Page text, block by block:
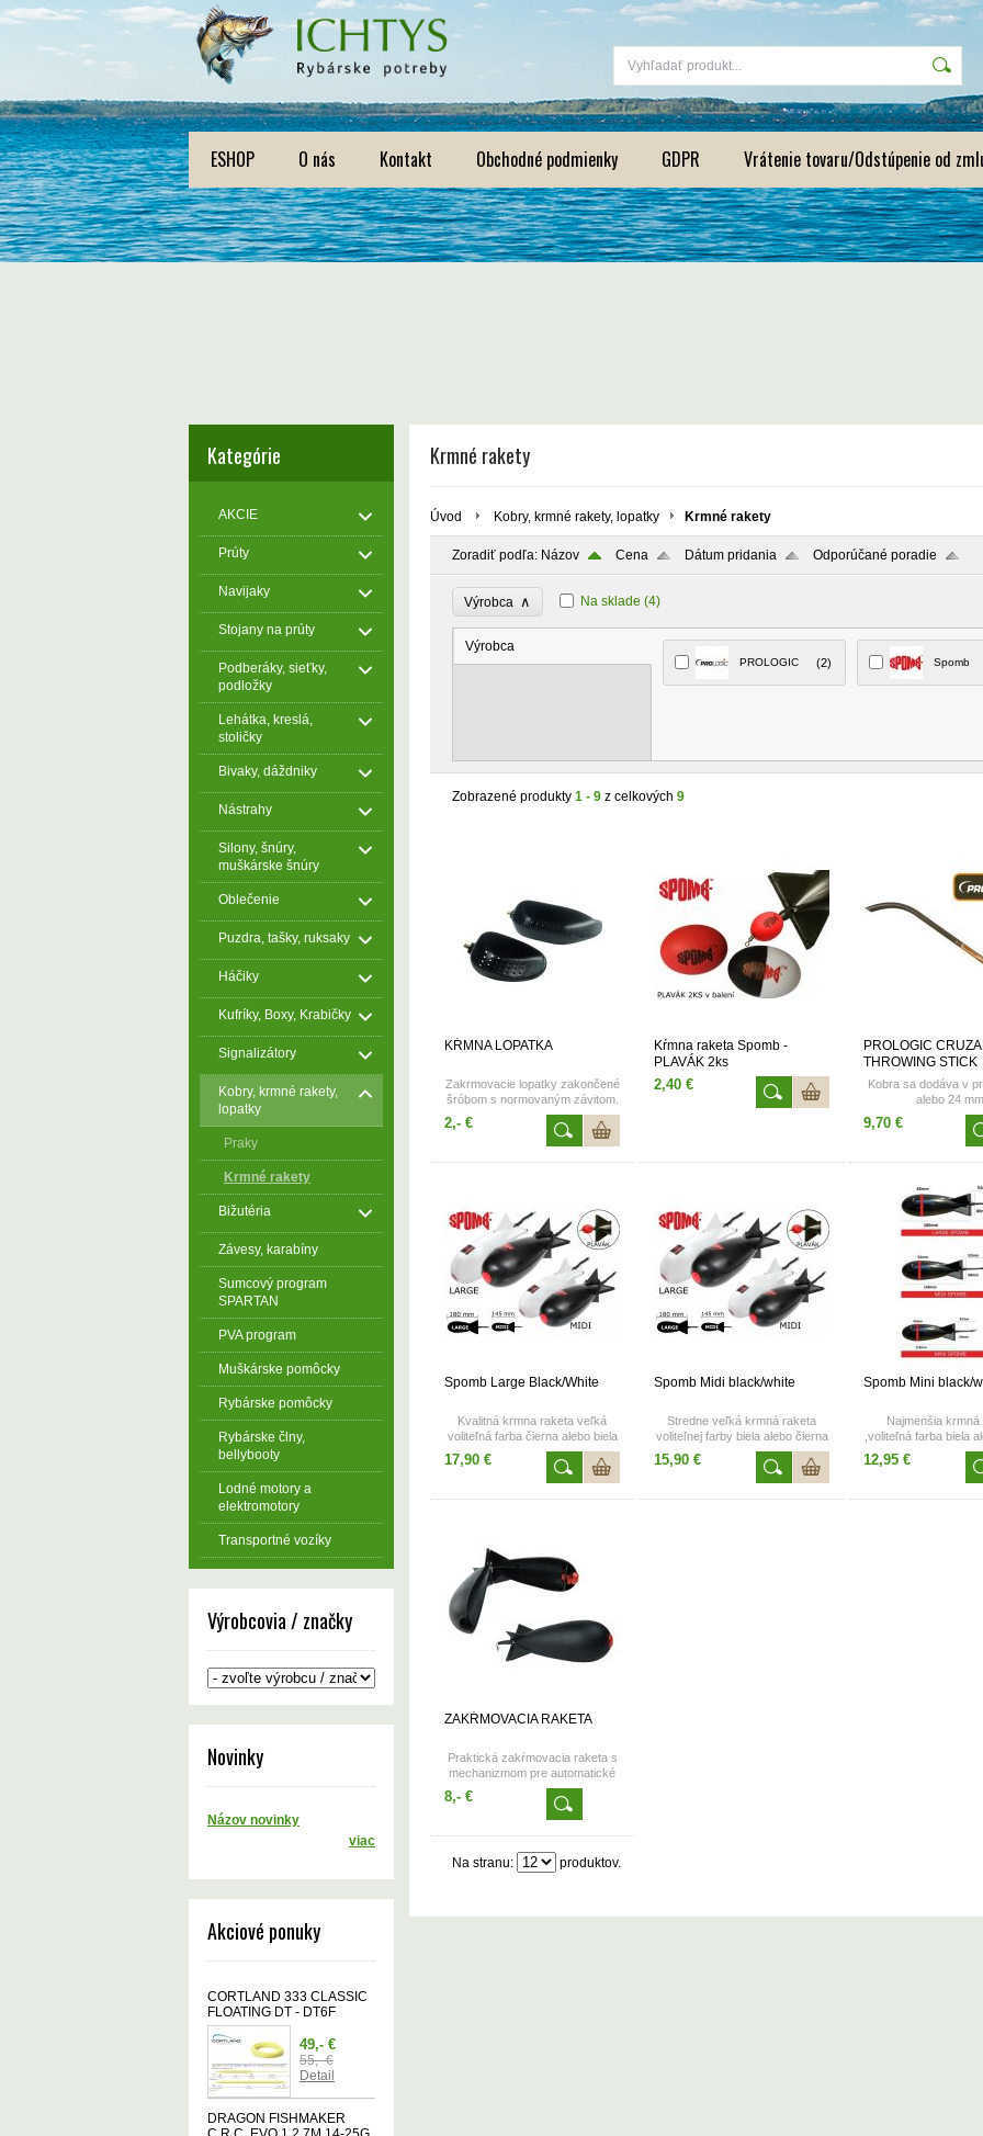
ESHOP O nás Kontakt Obchodné podmienky GDPR Vrátenie tovaru/Odstúpenie od
Kategórie
AKCIE
Prúty
Navijaky
Stojany na prúty
Podberáky, sieťky,
podložky
Lehátka, kreslá,
stoličky
Bivaky, dáždniky
Nástrahy
Silony, šnúry,
muškárske šnúry
Oblečenie
Puzdra, tašky, ruksaky
Háčiky
Kufríky, Boxy, Krabičky
Signalizátory
Kobry, krmné rakety,
lopatky
Praky
Krmné rakety
Bižutéria
Závesy, karabíny
Sumcový program
SPARTAN
PVA program
Muškárske pomôcky
Rybárske pomôcky
Rybárske člny,
bellybooty
Lodné motory a
elektromotory
Transportné vozíky
Výrobcovia / značky
Novinky
Názov novinky
viac
Akciové ponuky
CORTLAND 333 CLASSIC
FLOATING DT - DT6F
49,- €
55,- €
Detail
DRAGON FISHMAKER
Krmné rakety
Úvod Kobry, krmné rakety, lopatky Krmné rakety
Zoradiť podľa: Názov Cena Dátum pridania Odporúčané poradie
Výrobca ∧ Na sklade (4)
Výrobca
PROLOGIC (2) Spomb
Zobrazené produkty 1 - 9 z celkových 9
KŔMNA LOPATKA
Zakrmovacie lopatky zakončené
šróbom s normovaným závitom.
Vyrobené z pevného plastu.
2,- €
Kŕmna raketa Spomb -
PLAVÁK 2ks
2,40 €
PROLOGIC
THROWING STICK
Kobra sa dodáva v
alebo 24 mm.
9,70 €
Spomb Large Black/White
Kvalitná krmna raketa veľká
voliteľná farba čierna alebo biela
17,90 €
Spomb Midi black/white
Stredne veľká krmná raketa
voliteľnej farby biela alebo čierna
Aerodynamicky tvarovaná
kŕmna raketa Spomb patrí ku
svetovej špičke. Vďaka svojmu
tvaru sa dá s raketou dohodiť na
15,90 €
Spomb Mini black/
Najmenšia krmná
,voliteľná farba biela
Aerodynamicky
kŕmna raketa
svetovej špičke.
tvaru sa dá s raketou
12,95 €
ZAKŔMOVACIA RAKETA
Praktická zakŕmovacia raketa s
mechanizmom pre automatické
otvorenie po dopade na dno.
Rozmery: 17x6cm.
8,- €
Na stranu: produktov.